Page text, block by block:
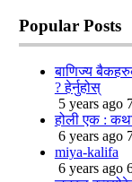
Popular Posts
बाणिज्य
? हेर्नुहोस्
5 years ago
होली एक :
6 years ago
miya-kalifa
6 years ago